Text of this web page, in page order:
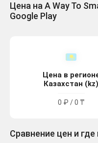
Цена на A Way To
Google Play
Цена в
Казахстан (kz)
0 ₽ / 0 ₸
Сравнение цен и где